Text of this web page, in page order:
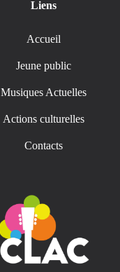
Liens
Accueil
Jeune public
Musiques Actuelles
Actions culturelles
Contacts